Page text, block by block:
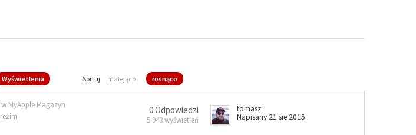
Wyświetlenia Sortuj malejąco rosnąco
w MyApple Magazyn
reżim
0 Odpowiedzi
5 943 wyświetleń
tomasz
Napisany 21 sie 2015